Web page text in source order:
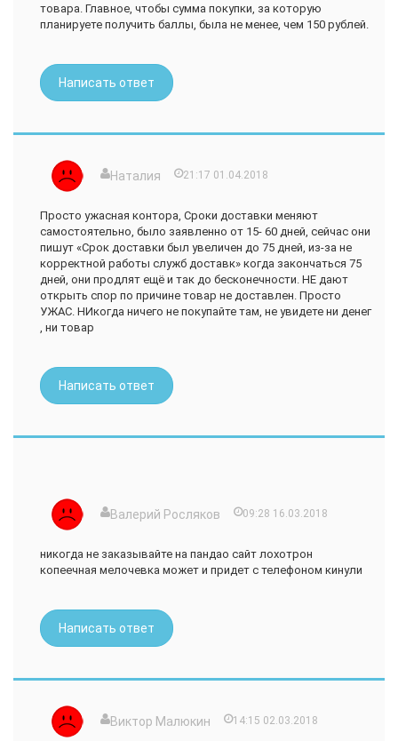
товара. Главное, чтобы сумма покупки, за которую
планируете получить баллы, была не менее, чем 150 рублей.
Написать ответ
Наталия 21:17 01.04.2018
Просто ужасная контора, Сроки доставки меняют
самостоятельно, было заявленно от 15- 60 дней, сейчас они
пишут «Срок доставки был увеличен до 75 дней, из-за не
корректной работы служб доставк» когда закончаться 75
дней, они продлят ещё и так до бесконечности. НЕ дают
открыть спор по причине товар не доставлен. Просто
УЖАС. НИкогда ничего не покупайте там, не увидете ни денег
, ни товар
Написать ответ
Валерий Росляков 09:28 16.03.2018
никогда не заказывайте на пандао сайт лохотрон
копеечная мелочевка может и придет с телефоном кинули
Написать ответ
Виктор Малюкин 14:15 02.03.2018